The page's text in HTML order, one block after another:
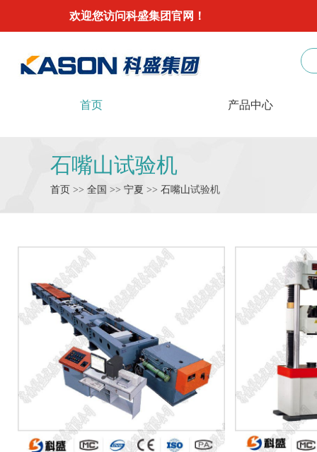
欢迎您访问科盛集团官网！
首页 产品中心
石嘴山试验机
首页 >>全国 >>宁夏 >>石嘴山试验机